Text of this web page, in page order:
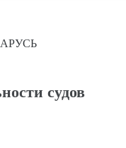
судов